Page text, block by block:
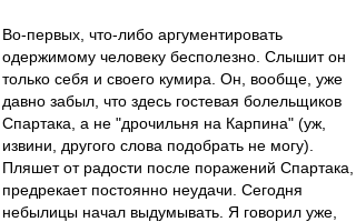
Во-первых, что-либо аргументировать
одержимому человеку бесполезно. Слышит он
только себя и своего кумира. Он, вообще, уже
давно забыл, что здесь гостевая болельщиков
Спартака, а не "дрочильня на Карпина" (уж,
извини, другого слова подобрать не могу).
Пляшет от радости после поражений Спартака,
предрекает постоянно неудачи. Сегодня
небылицы начал выдумывать. Я говорил уже,